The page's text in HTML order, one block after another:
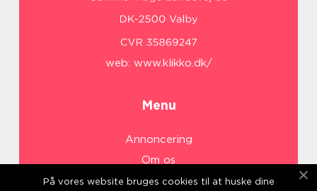
web: www.klikko.dk/
Menu
Annoncering
Om os
Cookies
På vores website bruges cookies til at huske dine